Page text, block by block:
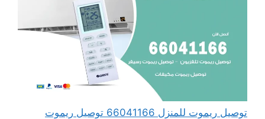
توصيل ريموت للمنزل 66041166 توصيل ريموت